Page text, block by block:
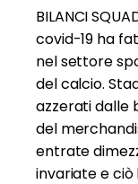
BILANCI
covid-19 ha
nel settore
del calcio.
azzerati dalle
del
entrate
invariate e